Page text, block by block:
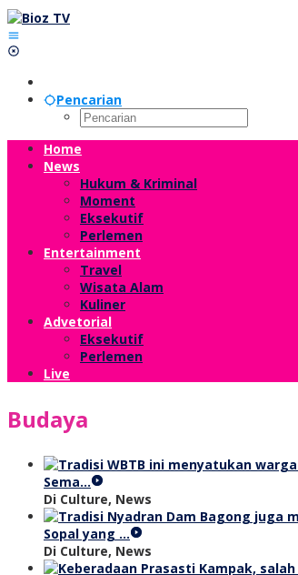
Lewati
ke
konten
Pencarian
Home
News
Hukum & Kriminal
Moment
Eksekutif
Perlemen
Entertainment
Travel
Wisata Alam
Kuliner
Advetorial
Eksekutif
Perlemen
Live
Budaya
Sema…
Di Culture, News
Sopal yang …
Di Culture, News